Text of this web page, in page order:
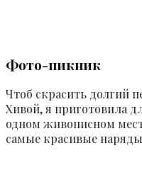
Фото-пикник
Чтоб скрасить долгий
Хивой, я приготовила
одном живописном
самые красивые